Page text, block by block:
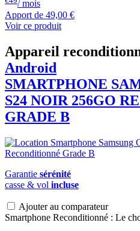
/ mois
Apport de 49,00 €
Voir ce produit
Appareil
Android
SMARTPHONE
S24 NOIR 256GO
GRADE B
Garantie sérénité
casse & vol incluse
Ajouter au comparateur
Smartphone Reconditionné : Le